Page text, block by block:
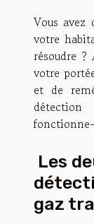
Vous avez
votre
résoudre
votre
et de
Les
gaz